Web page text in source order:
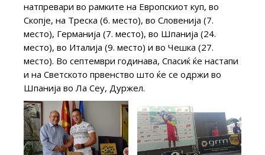
натпревари во рамките на Европскиот куп, во
Скопје, на Треска (6. место), во Словенија (7.
место), Германија (7. место), во Шпанија (24.
место), во Италија (9. место) и во Чешка (27.
место). Во септември годинава, Спасиќ ќе настапи
и на Светското првенство што ќе се одржи во
Шпанија во Ла Сеу, Дуржел.